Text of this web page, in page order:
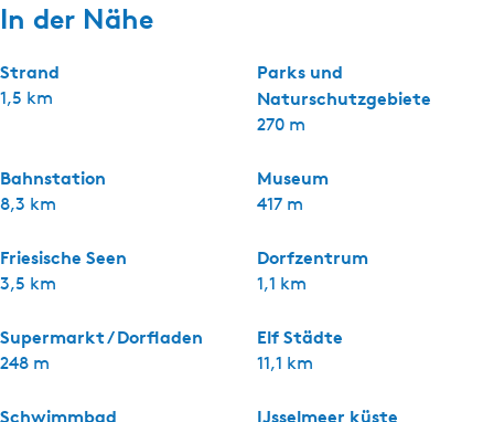
In der Nähe
Strand
1,5 km
Parks und
Naturschutzgebiete
270 m
Bahnstation
8,3 km
Museum
417 m
Friesische Seen
3,5 km
Dorfzentrum
1,1 km
Supermarkt / Dorfladen
248 m
Elf Städte
11,1 km
Schwimmbad IJsselmeer küste